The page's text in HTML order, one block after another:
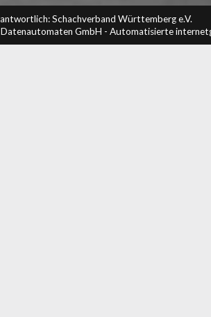
Schachverband Württemberg e.V.
GmbH - Automatisierte